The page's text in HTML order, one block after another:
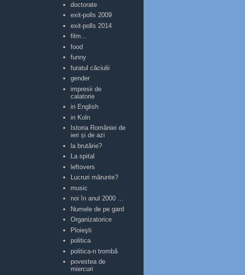
doctorate
exit-polls 2009
exit-polls 2014
film...
food
funny
furatul căciulii
gender
impresii de
calatorie
in English
in Koln
Istoria României de
ieri și de azi
la brutărie?
La spital
leftovers
Lucruri mărunte?
music
noi în anul 2000 ...
Numele de pe gard
Organizatorice
Ploieşti
politica
politica-n trombă
povestea de
miercuri